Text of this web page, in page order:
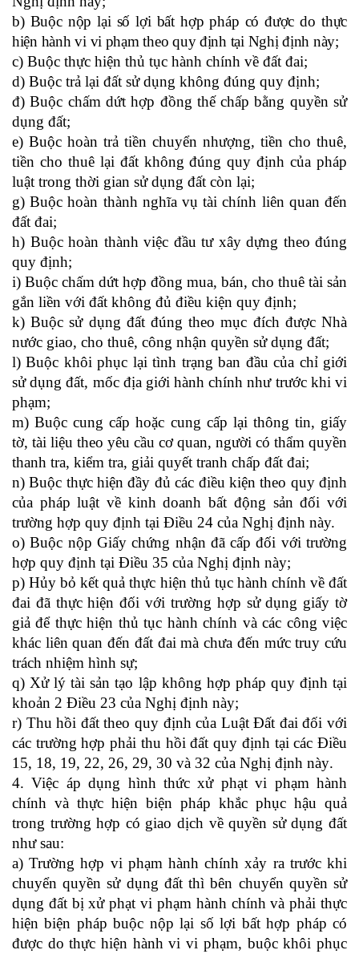
b) Buộc nộp lại số lợi bấthợp pháp có được do thực
hiện hành vi vi phạmtheo quy định tại Nghị định này;
c) Buộc thực hiện thủ tục hành chính về đất đai;
d) Buộc trả lại đất sử dụng không đúng quy định;
đ) Buộc chấm dứt hợp đồng thế chấp bằng quyền sử
dụng đất;
e) Buộc hoàn trả tiền chuyển nhượng, tiền cho thuê,
tiền cho thuê lại đất không đúng quy định của pháp
luật trong thời gian sử dụng đất còn lại;
g) Buộc hoàn thành nghĩa vụ tài chính liên quan đến
đất đai;
h) Buộc hoàn thành việc đầu tư xây dựng theo đúng
quy định;
i) Buộc chấm dứt hợp đồng mua, bán, cho thuê tài sản
gắn liền với đất không đủ điều kiện quy định;
k) Buộc sử dụng đất đúng theo mục đích được Nhà
nước giao, cho thuê, công nhận quyền sử dụng đất;
l) Buộc khôi phục lại tình trạng ban đầu của chỉ giới
sử dụng đất, mốc địa giới hành chính như trước khi vi
phạm;
m) Buộc cung cấp hoặc cung cấp lại thông tin, giấy
tờ, tài liệu theo yêu cầu cơ quan, người có thẩm quyền
thanh tra, kiểm tra, giải quyết tranh chấp đất đai;
n) Buộc thực hiện đầy đủ các điều kiện theo quy định
của pháp luật về kinh doanh bất động sản đối với
trường hợp quy định tại Điều 24 của Nghị định này.
o) Buộc nộp Giấy chứng nhận đã cấp đối với trường
hợp quy định tại Điều 35 của Nghị định này;
p) Hủy bỏ kết quả thực hiện thủ tục hành chính về đất
đai đã thực hiện đối với trường hợp sử dụng giấy tờ
giả để thực hiện thủ tục hành chính và các công việc
khác liên quan đến đất đai mà chưa đến mức truy cứu
trách nhiệm hình sự;
q) Xử lý tài sản tạo lập không hợp pháp quy định tại
khoản 2 Điều 23 của Nghị định này;
r) Thu hồi đất theo quy định của Luật Đất đai đối với
các trường hợp phải thu hồi đất quy định tại các Điều
15, 18, 19, 22, 26, 29, 30 và 32 của Nghị định này.
4. Việc áp dụng hình thức xử phạt vi phạm hành
chính và thực hiện biện pháp khắc phục hậu quả
trong trường hợp có giao dịch về quyền sử dụng đất
như sau:
a) Trường hợp vi phạm hành chính xảy ra trước khi
chuyển quyền sử dụng đất thì bên chuyển quyền sử
dụng đất bị xử phạt vi phạm hành chính và phải thực
hiện biện pháp buộc nộp lại số lợi bất hợp pháp có
được do thực hiện hành vi vi phạm, buộc khôi phục